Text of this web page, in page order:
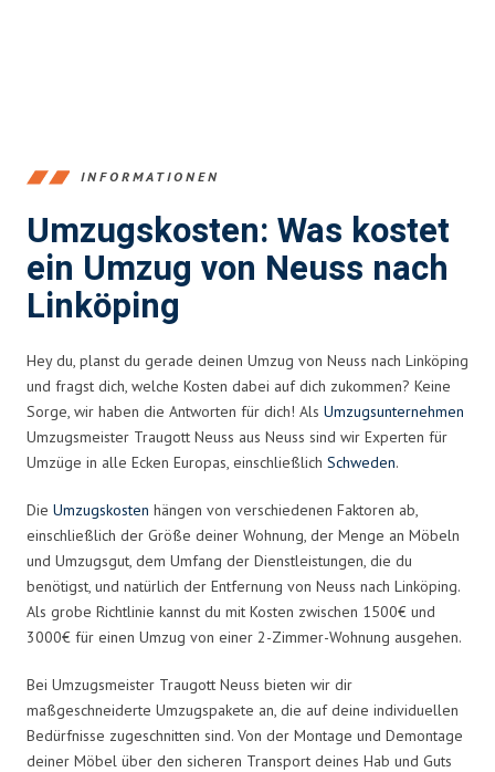
INFORMATIONEN
Umzugskosten: Was kostet
ein Umzug von Neuss nach
Linköping
Hey du, planst du gerade deinen Umzug von Neuss nach Linköping
und fragst dich, welche Kosten dabei auf dich zukommen? Keine
Sorge, wir haben die Antworten für dich! Als Umzugsunternehmen
Umzugsmeister Traugott Neuss aus Neuss sind wir Experten für
Umzüge in alle Ecken Europas, einschließlich Schweden.
Die Umzugskosten hängen von verschiedenen Faktoren ab,
einschließlich der Größe deiner Wohnung, der Menge an Möbeln
und Umzugsgut, dem Umfang der Dienstleistungen, die du
benötigst, und natürlich der Entfernung von Neuss nach Linköping.
Als grobe Richtlinie kannst du mit Kosten zwischen 1500€ und
3000€ für einen Umzug von einer 2-Zimmer-Wohnung ausgehen.
Bei Umzugsmeister Traugott Neuss bieten wir dir
maßgeschneiderte Umzugspakete an, die auf deine individuellen
Bedürfnisse zugeschnitten sind. Von der Montage und Demontage
deiner Möbel über den sicheren Transport deines Hab und Guts